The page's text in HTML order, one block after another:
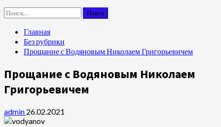
Найти:
Главная
Без рубрики
Прощание с Водяновым Николаем Григорьевичем
Прощание с Водяновым Николаем
Григорьевичем
admin 26.02.2021